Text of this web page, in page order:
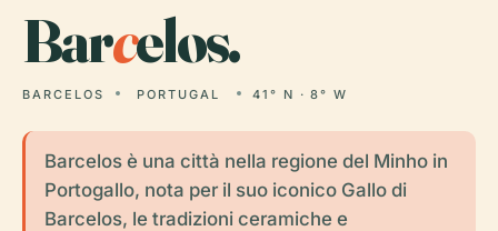
Barcelos.
BARCELOS PORTUGAL 41° N · 8° W
Barcelos è una città nella regione del Minho in
Portogallo, nota per il suo iconico Gallo di
Barcelos, le tradizioni ceramiche e